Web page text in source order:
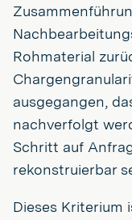
Rohmaterial
ausgegangen,
nachverfolgt
Schritt auf
rekonstruierbar
Dieses Kriterium